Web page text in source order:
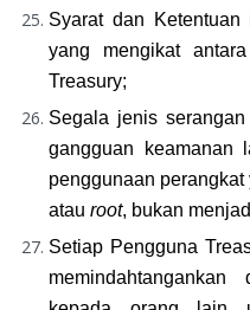
Syarat dan
yang mengikat
Treasury;
Segala jenis serangan
gangguan keamanan
penggunaan
atau root, bukan
Setiap Pengguna